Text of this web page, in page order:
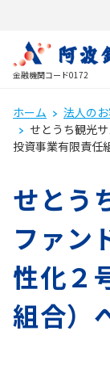
金融機関コード0172
ホーム 法人の
せとうち観光
投資事業有限責任
せとう
ファン
性化２
組合）